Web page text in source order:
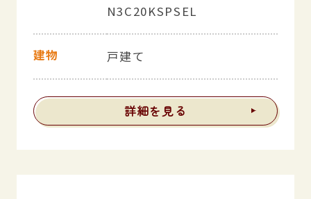
N3C20KSPSEL
建物 戸建て
詳細を見る